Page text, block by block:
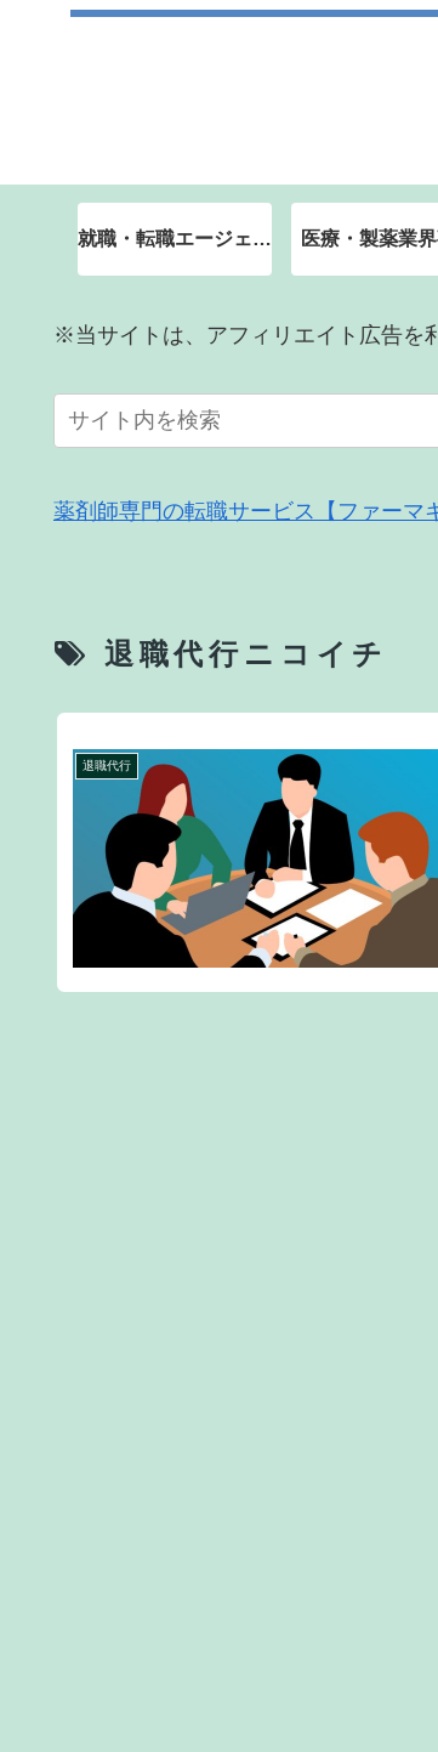
就職・転職エージェント 医療・製薬業
※当サイトは、アフィリエイト広告を
薬剤師専門の転職サービス【ファーマ
退職代行ニコイチ
退職代行